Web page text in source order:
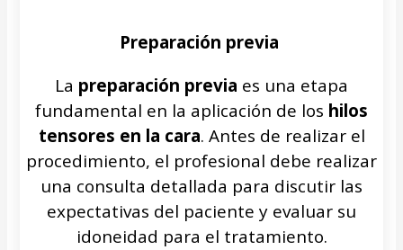
Preparación previa
La preparación previa es una etapa
fundamental en la aplicación de los hilos
tensores en la cara. Antes de realizar el
procedimiento, el profesional debe realizar
una consulta detallada para discutir las
expectativas del paciente y evaluar su
idoneidad para el tratamiento.